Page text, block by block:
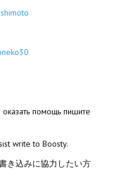
помощь пишите
write to Boosty.
き込みに協力したい方